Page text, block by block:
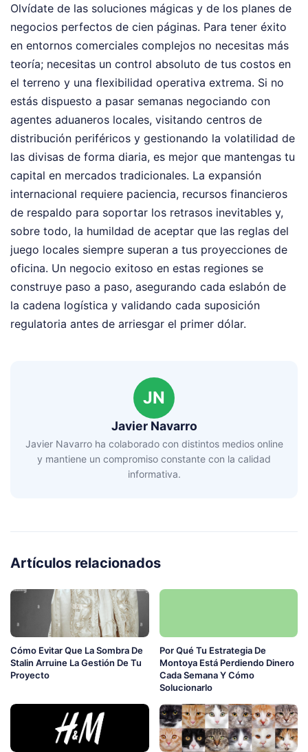
Olvídate de las soluciones mágicas y de los planes de
negocios perfectos de cien páginas. Para tener éxito
en entornos comerciales complejos no necesitas más
teoría; necesitas un control absoluto de tus costos en
el terreno y una flexibilidad operativa extrema. Si no
estás dispuesto a pasar semanas negociando con
agentes aduaneros locales, visitando centros de
distribución periféricos y gestionando la volatilidad de
las divisas de forma diaria, es mejor que mantengas tu
capital en mercados tradicionales. La expansión
internacional requiere paciencia, recursos financieros
de respaldo para soportar los retrasos inevitables y,
sobre todo, la humildad de aceptar que las reglas del
juego locales siempre superan a tus proyecciones de
oficina. Un negocio exitoso en estas regiones se
construye paso a paso, asegurando cada eslabón de
la cadena logística y validando cada suposición
regulatoria antes de arriesgar el primer dólar.
JN
Javier Navarro
Javier Navarro ha colaborado con distintos medios online
y mantiene un compromiso constante con la calidad
informativa.
Artículos relacionados
Cómo Evitar Que La Sombra De
Stalin Arruine La Gestión De Tu
Proyecto
Por Qué Tu Estrategia De
Montoya Está Perdiendo Dinero
Cada Semana Y Cómo
Solucionarlo